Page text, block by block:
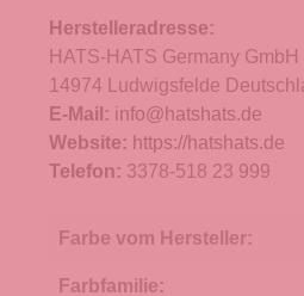
Herstelleradresse:
HATS-HATS Germany
14974 Ludwigsfelde
E-Mail: info@hatshats.de
Website: https://hatshats.de
Telefon: 3378-518 23 999
Farbe vom Hersteller:
Farbfamilie: